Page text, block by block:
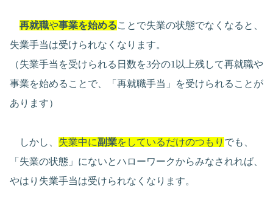
再就職や事業を始めることで失業の状態でなくなると、
失業手当は受けられなくなります。
（失業手当を受けられる日数を3分の1以上残して再就職や
事業を始めることで、「再就職手当」を受けられることが
あります）
しかし、 失業中に副業をしているだけのつもり でも、
「失業の状態」にないとハローワークからみなされれば、
やはり失業手当は受けられなくなります。